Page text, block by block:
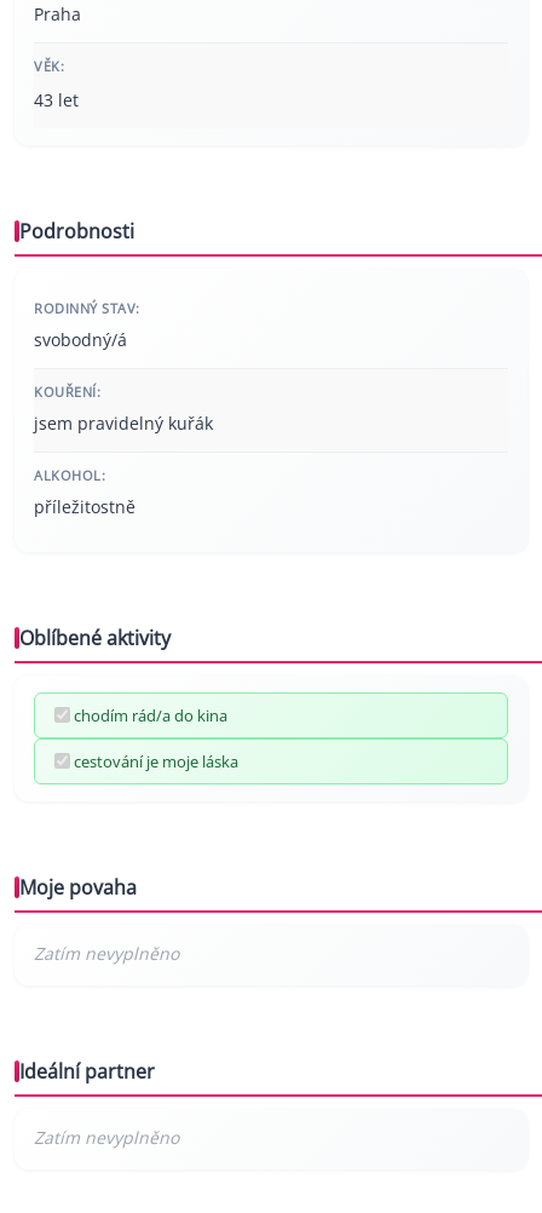
Praha
VĚK:
43 let
Podrobnosti
RODINNÝ STAV:
svobodný/á
KOUŘENÍ:
jsem pravidelný kuřák
ALKOHOL:
příležitostně
Oblíbené aktivity
chodím rád/a do kina
cestování je moje láska
Moje povaha
Ideální partner